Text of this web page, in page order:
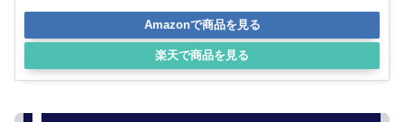
Amazonで商品を見る
楽天で商品を見る